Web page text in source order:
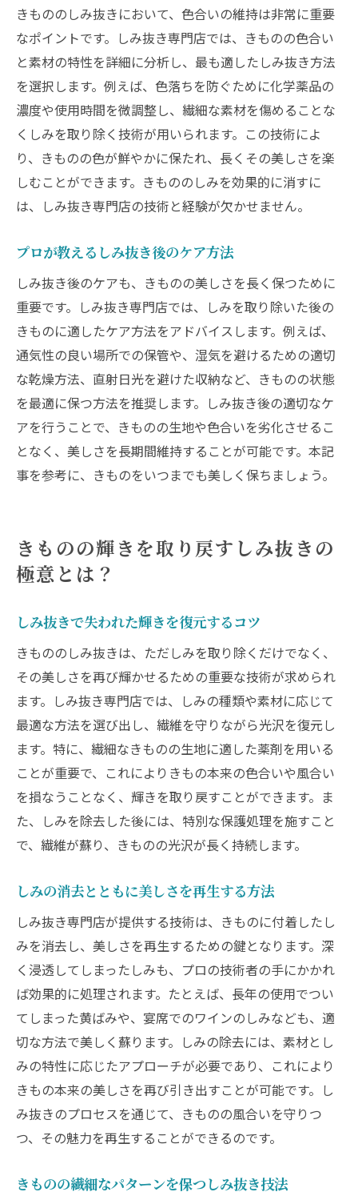
きもののしみ抜きにおいて、色合いの維持は非常に重要
なポイントです。しみ抜き専門店では、きものの色合い
と素材の特性を詳細に分析し、最も適したしみ抜き方法
を選択します。例えば、色落ちを防ぐために化学薬品の
濃度や使用時間を微調整し、繊細な素材を傷めることな
くしみを取り除く技術が用いられます。この技術によ
り、きものの色が鮮やかに保たれ、長くその美しさを楽
しむことができます。きもののしみを効果的に消すに
は、しみ抜き専門店の技術と経験が欠かせません。
プロが教えるしみ抜き後のケア方法
しみ抜き後のケアも、きものの美しさを長く保つために
重要です。しみ抜き専門店では、しみを取り除いた後の
きものに適したケア方法をアドバイスします。例えば、
通気性の良い場所での保管や、湿気を避けるための適切
な乾燥方法、直射日光を避けた収納など、きものの状態
を最適に保つ方法を推奨します。しみ抜き後の適切なケ
アを行うことで、きものの生地や色合いを劣化させるこ
となく、美しさを長期間維持することが可能です。本記
事を参考に、きものをいつまでも美しく保ちましょう。
きものの輝きを取り戻すしみ抜きの
極意とは？
しみ抜きで失われた輝きを復元するコツ
きもののしみ抜きは、ただしみを取り除くだけでなく、
その美しさを再び輝かせるための重要な技術が求められ
ます。しみ抜き専門店では、しみの種類や素材に応じて
最適な方法を選び出し、繊維を守りながら光沢を復元し
ます。特に、繊細なきものの生地に適した薬剤を用いる
ことが重要で、これによりきもの本来の色合いや風合い
を損なうことなく、輝きを取り戻すことができます。ま
た、しみを除去した後には、特別な保護処理を施すこと
で、繊維が蘇り、きものの光沢が長く持続します。
しみの消去とともに美しさを再生する方法
しみ抜き専門店が提供する技術は、きものに付着したし
みを消去し、美しさを再生するための鍵となります。深
く浸透してしまったしみも、プロの技術者の手にかかれ
ば効果的に処理されます。たとえば、長年の使用でつい
てしまった黄ばみや、宴席でのワインのしみなども、適
切な方法で美しく蘇ります。しみの除去には、素材とし
みの特性に応じたアプローチが必要であり、これにより
きもの本来の美しさを再び引き出すことが可能です。し
み抜きのプロセスを通じて、きものの風合いを守りつ
つ、その魅力を再生することができるのです。
きものの繊細なパターンを保つしみ抜き技法